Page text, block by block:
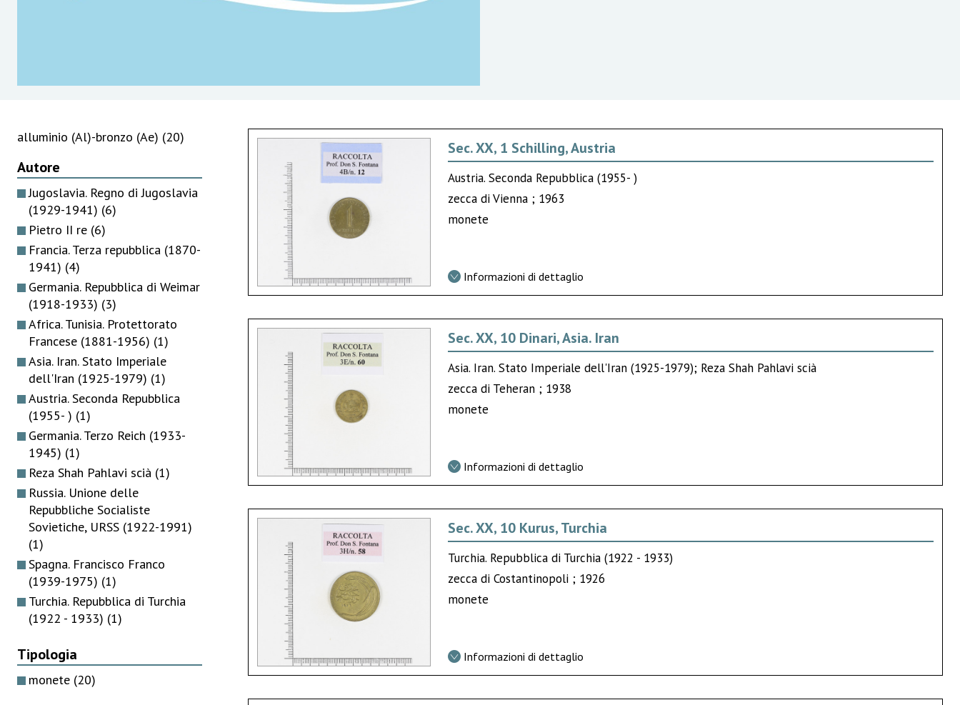
alluminio (Al)-bronzo (Ae) (20)
Autore
Jugoslavia. Regno di Jugoslavia
(1929-1941) (6)
Pietro II re (6)
Francia. Terza repubblica (1870-
1941) (4)
Germania. Repubblica di Weimar
(1918-1933) (3)
Africa. Tunisia. Protettorato
Francese (1881-1956) (1)
Asia. Iran. Stato Imperiale
dell'Iran (1925-1979) (1)
Austria. Seconda Repubblica
(1955- ) (1)
Germania. Terzo Reich (1933-
1945) (1)
Reza Shah Pahlavi scià (1)
Russia. Unione delle
Repubbliche Socialiste
Sovietiche, URSS (1922-1991)
(1)
Spagna. Francisco Franco
(1939-1975) (1)
Turchia. Repubblica di Turchia
(1922 - 1933) (1)
Tipologia
monete (20)
Sec. XX, 1 Schilling, Austria
Austria. Seconda Repubblica (1955- )
zecca di Vienna ; 1963
monete
Informazioni di dettaglio
Sec. XX, 10 Dinari, Asia. Iran
Asia. Iran. Stato Imperiale dell'Iran (1925-1979); Reza Shah Pahlavi scià
zecca di Teheran ; 1938
monete
Informazioni di dettaglio
Sec. XX, 10 Kurus, Turchia
Turchia. Repubblica di Turchia (1922 - 1933)
zecca di Costantinopoli ; 1926
monete
Informazioni di dettaglio